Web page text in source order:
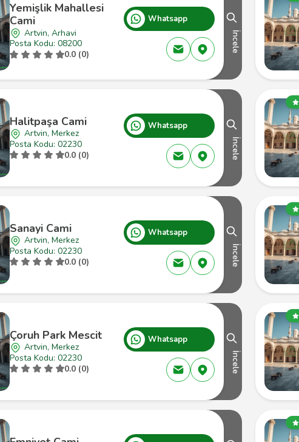
Yemişlik Mahallesi
Cami
Artvin, Arhavi
Posta Kodu: 08200
0.0 (0)
Whatsapp
İncele
Halitpaşa Cami
Artvin, Merkez
Posta Kodu: 02230
0.0 (0)
Whatsapp
İncele
Sanayi Cami
Artvin, Merkez
Posta Kodu: 02230
0.0 (0)
Whatsapp
İncele
Çoruh Park Mescit
Artvin, Merkez
Posta Kodu: 02230
0.0 (0)
Whatsapp
İncele